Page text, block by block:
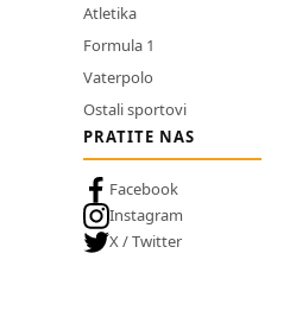
Atletika
Formula 1
Vaterpolo
Ostali sportovi
PRATITE NAS
Facebook
Instagram
X / Twitter